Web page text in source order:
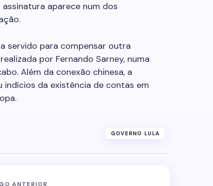
aparece num dos
servido para compensar outra
por Fernando Sarney, numa
Além da conexão chinesa, a
da existência de contas em
GOVERNO LULA
ANTERIOR